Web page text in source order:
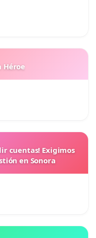
Héroe
cuentas! Exigimos
en Sonora